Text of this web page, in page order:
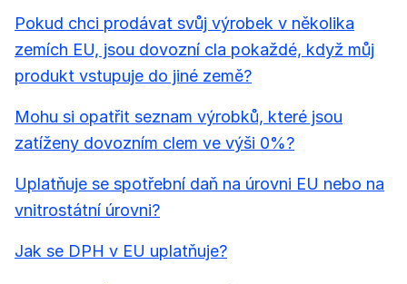
Pokud chci prodávat svůj výrobek v několika
zemích EU, jsou dovozní cla pokaždé, když můj
produkt vstupuje do jiné země?
Mohu si opatřit seznam výrobků, které jsou
zatíženy dovozním clem ve výši 0%?
Uplatňuje se spotřební daň na úrovni EU nebo na
vnitrostátní úrovni?
Jak se DPH v EU uplatňuje?